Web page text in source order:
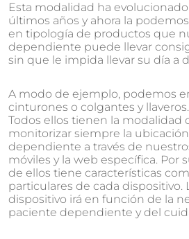
Esta modalidad ha
últimos años y ahora la
en tipología de productos que
dependiente puede llevar
sin que le impida llevar su día a
A modo de ejemplo, podemos
cinturones o colgantes y llaveros.
Todos ellos tienen la modalidad
monitorizar siempre la
dependiente a través de
móviles y la web específica. Por
de ellos tiene características
particulares de cada dispositivo.
dispositivo irá en función de la
paciente dependiente y del